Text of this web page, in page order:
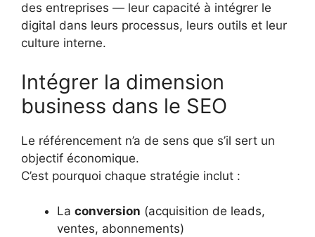
des entreprises — leur capacité à intégrer le
digital dans leurs processus, leurs outils et leur
culture interne.
Intégrer la dimension
business dans le SEO
Le référencement n’a de sens que s’il sert un
objectif économique.
C’est pourquoi chaque stratégie inclut :
La conversion (acquisition de leads,
ventes, abonnements)